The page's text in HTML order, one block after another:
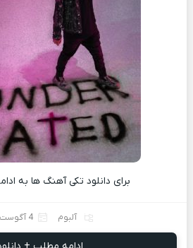
برای دانلود تکی آهنگ ها به
آلبوم 4 آگوست 2023